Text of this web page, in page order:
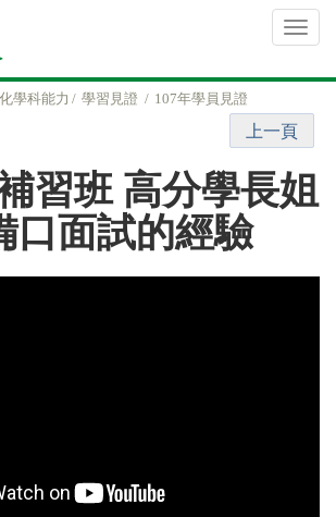
學科能力 學習見證 107年學員見證
上一頁
習班 高分學長姐
口面試的經驗